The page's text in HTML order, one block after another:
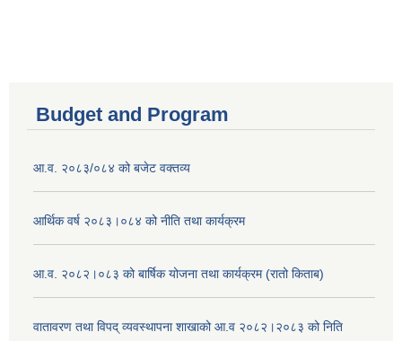
Budget and Program
आ.व. २०८३/०८४ को बजेट वक्तव्य
आर्थिक वर्ष २०८३।०८४ को नीति तथा कार्यक्रम
आ.व. २०८२।०८३ को बार्षिक योजना तथा कार्यक्रम (रातो किताब)
वातावरण तथा विपद् व्यवस्थापना शाखाको आ.व २०८२।२०८३ को निति